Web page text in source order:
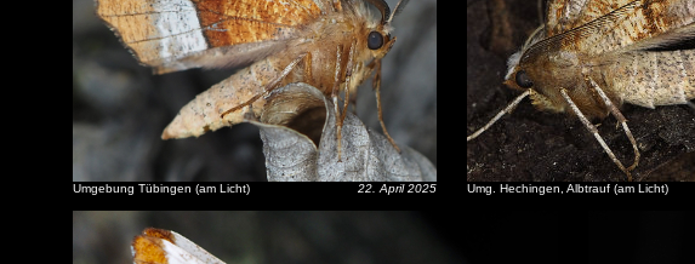
Umgebung Tübingen (am Licht) 22. April 2025 Umg. Hechingen, Albtrauf (am Licht)